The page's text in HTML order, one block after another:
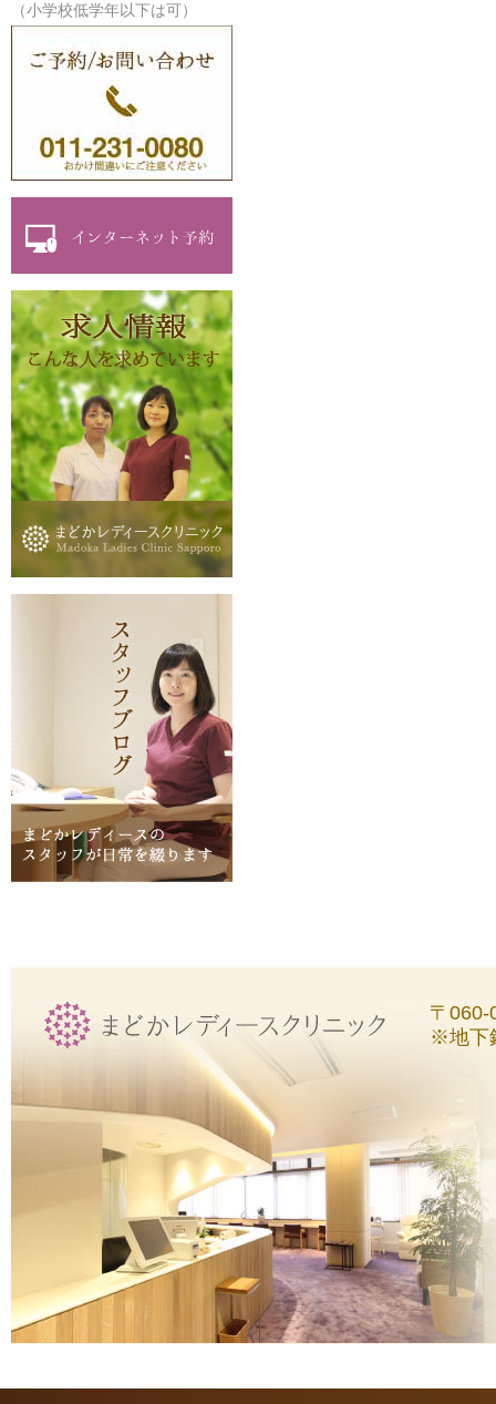
（小学校低学年以下は可）
〒060-
※地下